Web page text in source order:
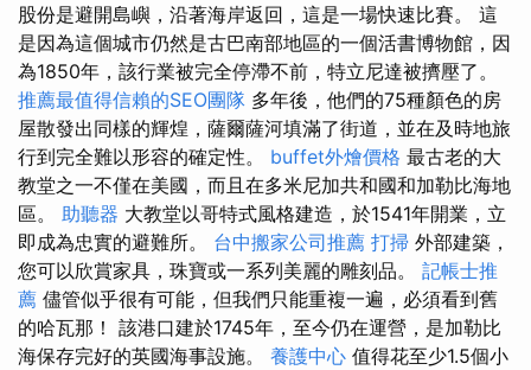
股份是避開島嶼，沿著海岸返回，這是一場快速比賽。 這
是因為這個城市仍然是古巴南部地區的一個活書博物館，因
為1850年，該行業被完全停滯不前，特立尼達被擠壓了。
推薦最值得信賴的SEO團隊 多年後，他們的75種顏色的房
屋散發出同樣的輝煌，薩爾薩河填滿了街道，並在及時地旅
行到完全難以形容的確定性。 buffet外燴價格 最古老的大
教堂之一不僅在美國，而且在多米尼加共和國和加勒比海地
區。 助聽器 大教堂以哥特式風格建造，於1541年開業，立
即成為忠實的避難所。 台中搬家公司推薦 打掃 外部建築，
您可以欣賞家具，珠寶或一系列美麗的雕刻品。 記帳士推
薦 儘管似乎很有可能，但我們只能重複一遍，必須看到舊
的哈瓦那！ 該港口建於1745年，至今仍在運營，是加勒比
海保存完好的英國海事設施。 養護中心 值得花至少1.5個小